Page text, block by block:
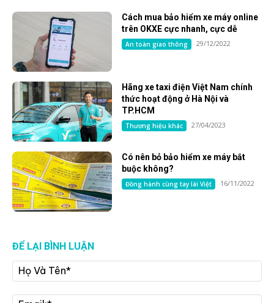
Cách mua bảo hiểm xe máy online
trên OKXE cực nhanh, cực dễ
An toàn giao thông 29/12/2022
Hãng xe taxi điện Việt Nam chính
thức hoạt động ở Hà Nội và
TP.HCM
Thương hiệu khác 27/04/2023
Có nên bỏ bảo hiểm xe máy bắt
buộc không?
Đồng hành cùng tay lái Việt 16/11/2022
ĐỂ LẠI BÌNH LUẬN
Và